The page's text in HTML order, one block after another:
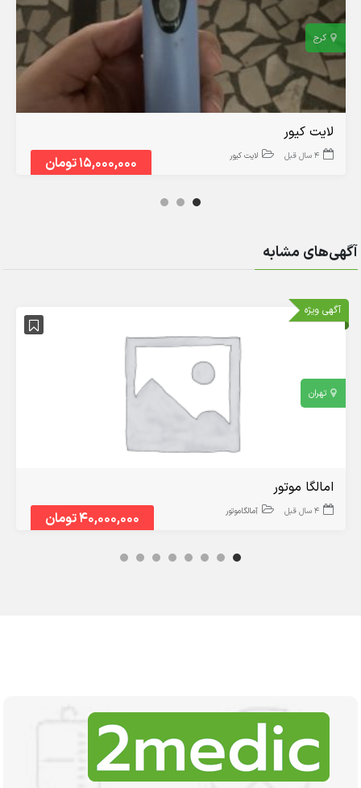
کرج
15,000,000 تومان
لایت کیور
4 سال قبل لایت کیور
آگهی‌های مشابه
آگهی ویژه
تهران
40,000,000 تومان
امالگا موتور
4 سال قبل آمالگاموتور